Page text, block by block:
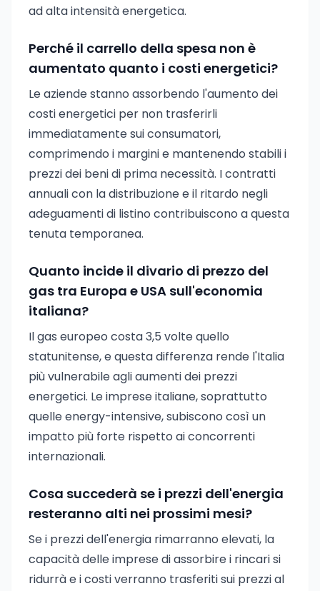
ad alta intensità energetica.
Perché il carrello della spesa non è
aumentato quanto i costi energetici?
Le aziende stanno assorbendo l'aumento dei
costi energetici per non trasferirli
immediatamente sui consumatori,
comprimendo i margini e mantenendo stabili i
prezzi dei beni di prima necessità. I contratti
annuali con la distribuzione e il ritardo negli
adeguamenti di listino contribuiscono a questa
tenuta temporanea.
Quanto incide il divario di prezzo del
gas tra Europa e USA sull'economia
italiana?
Il gas europeo costa 3,5 volte quello
statunitense, e questa differenza rende l'Italia
più vulnerabile agli aumenti dei prezzi
energetici. Le imprese italiane, soprattutto
quelle energy-intensive, subiscono così un
impatto più forte rispetto ai concorrenti
internazionali.
Cosa succederà se i prezzi dell'energia
resteranno alti nei prossimi mesi?
Se i prezzi dell'energia rimarranno elevati, la
capacità delle imprese di assorbire i rincari si
ridurrà e i costi verranno trasferiti sui prezzi al